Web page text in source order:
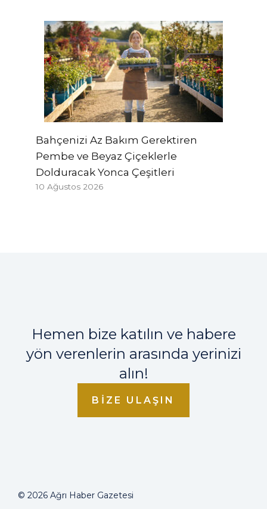
Bahçenizi Az Bakım Gerektiren
Pembe ve Beyaz Çiçeklerle
Dolduracak Yonca Çeşitleri
10 Ağustos 2026
Hemen bize katılın ve habere
yön verenlerin arasında yerinizi
alın!
BIZE ULAŞIN
© 2026 Ağrı Haber Gazetesi